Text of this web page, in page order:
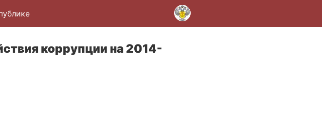
коррупции на 2014-